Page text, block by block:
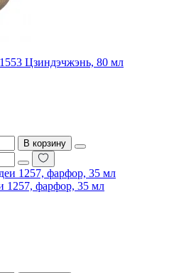
Цзиндэчжэнь, 80 мл
В корзину
1257, фарфор, 35 мл